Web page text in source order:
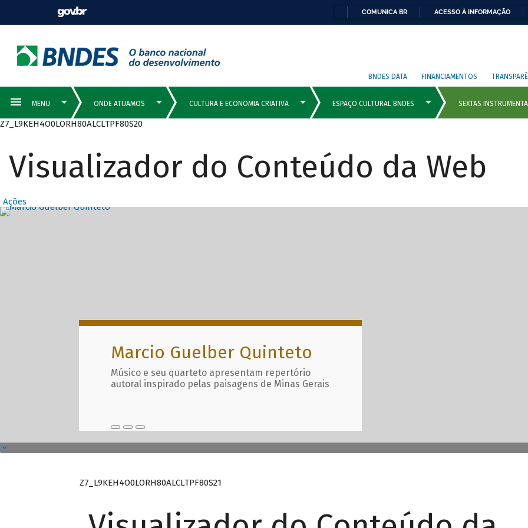
COMUNICA BR ACESSO À INFORMAÇÃO
BNDES DATA FINANCIAMENTOS
Z7_L9KEH4O0LORH80ALCLTPF80S20
Visualizador do Conteúdo da Web
Ações
Destaques Principais com
Marcio Guelber Quinteto
Músico e seu quarteto apresentam repertório
autoral inspirado pelas paisagens de Minas Gerais
Z7_L9KEH4O0LORH80ALCLTPF80S21